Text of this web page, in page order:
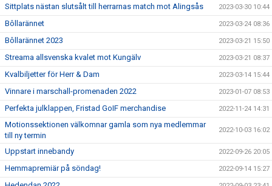
Sittplats nästan slutsålt till herrarnas match mot Alingsås 2023-03-30 10:44
Bôllarännet 2023-03-24 08:36
Bôllarännet 2023 2023-03-21 15:50
Streama allsvenska kvalet mot Kungälv 2023-03-21 08:37
Kvalbiljetter för Herr & Dam 2023-03-14 15:44
Vinnare i marschall-promenaden 2022 2023-01-07 08:53
Perfekta julklappen, Fristad GoIF merchandise 2022-11-24 14:31
Motionssektionen välkomnar gamla som nya medlemmar
till ny termin
2022-10-03 16:02
Uppstart innebandy 2022-09-26 20:05
Hemmapremiär på söndag! 2022-09-14 15:27